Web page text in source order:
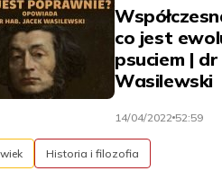
co jest
psuciem |
Wasilewski
14/04/2022 52:59
Historia i filozofia